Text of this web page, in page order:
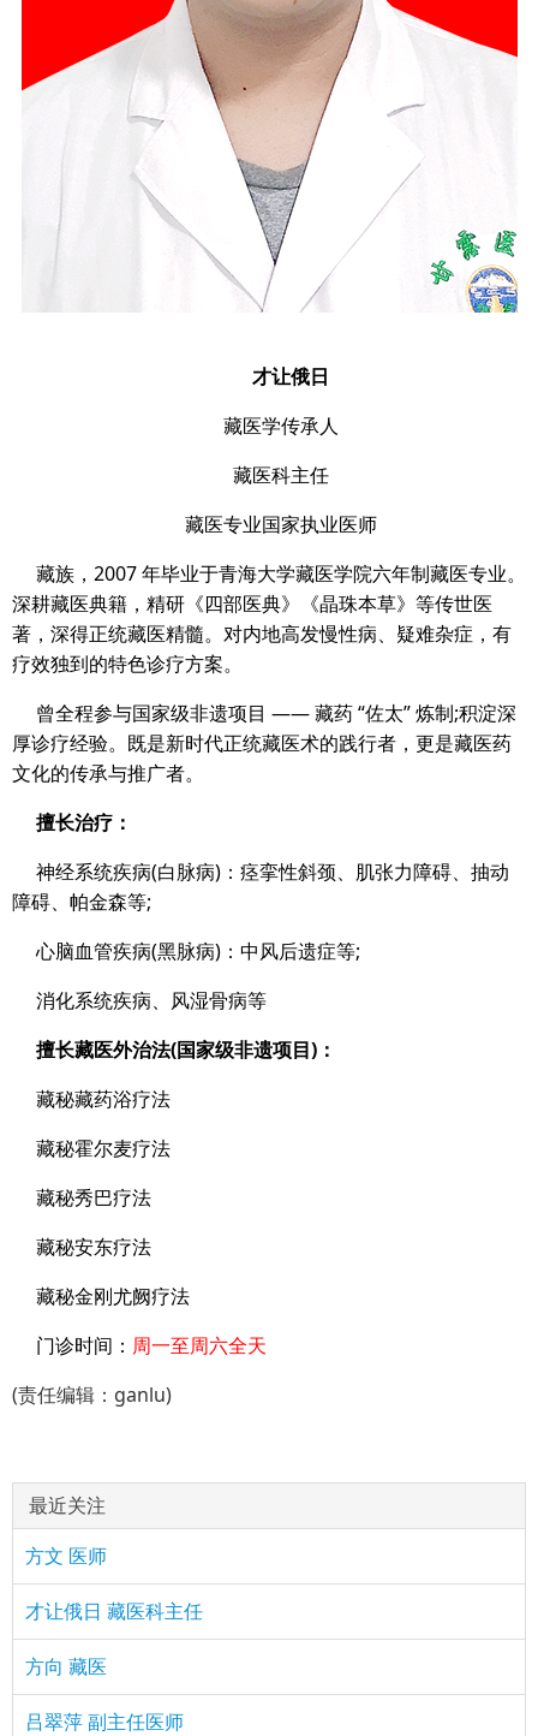
才让俄日
藏医学传承人
藏医科主任
藏医专业国家执业医师
藏族，2007 年毕业于青海大学藏医学院六年制藏医专业。
深耕藏医典籍，精研《四部医典》《晶珠本草》等传世医
著，深得正统藏医精髓。对内地高发慢性病、疑难杂症，有
疗效独到的特色诊疗方案。
曾全程参与国家级非遗项目 —— 藏药 “佐太” 炼制;积淀深
厚诊疗经验。既是新时代正统藏医术的践行者，更是藏医药
文化的传承与推广者。
擅长治疗：
神经系统疾病(白脉病)：痉挛性斜颈、肌张力障碍、抽动
障碍、帕金森等;
心脑血管疾病(黑脉病)：中风后遗症等;
消化系统疾病、风湿骨病等
擅长藏医外治法(国家级非遗项目)：
藏秘藏药浴疗法
藏秘霍尔麦疗法
藏秘秀巴疗法
藏秘安东疗法
藏秘金刚尤阙疗法
门诊时间： 周一至周六全天
(责任编辑：ganlu)
最近关注
方文 医师
才让俄日 藏医科主任
方向 藏医
吕翠萍 副主任医师